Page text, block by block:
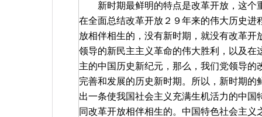
新时期最鲜明的特点是改革开放，这
在全面总结改革开放２９年来的伟大历史
放相伴相生的，没有新时期，就没有改革
领导的新民主主义革命的伟大胜利，以及
主的中国历史新纪元，那么，我们党领导
完善和发展的历史新时期。所以，新时期
出一条使我国社会主义充满生机活力的中
同改革开放相伴相生的。中国特色社会主